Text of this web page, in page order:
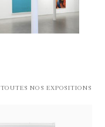
TOUTES NOS EXPOSITIONS